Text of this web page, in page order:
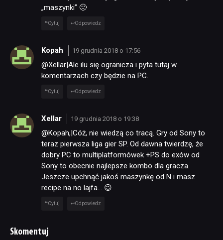
„maszynki” 🙂
Cytuj Odpowiedz
Kopah 19 grudnia 2018 o 17:56
@Xellar|Ale ilu się ogranicza i pyta tutaj w
komentarzach czy będzie na PC.
Cytuj Odpowiedz
Xellar 19 grudnia 2018 o 19:38
@Kopah,|Cóż, nie wiedzą co tracą. Gry od Sony to
teraz pierwsza liga gier SP. Od dawna twierdzę, że
dobry PC to multiplatformówek +PS do exów od
Sony to obecnie najlepsze kombo dla gracza.
Jeszcze upchnąć jakoś maszynkę od N i masz
recipe na no lajfa… 😉
Cytuj Odpowiedz
Skomentuj